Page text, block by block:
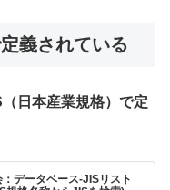
義されている
日本産業規格）で定
データベース-JISリスト